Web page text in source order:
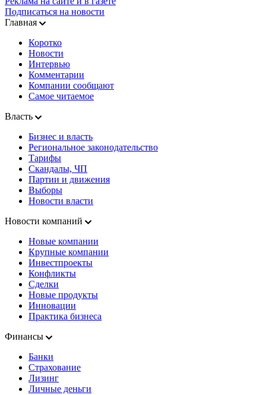
Подписаться на новости
Главная
Коротко
Новости
Интервью
Комментарии
Компании сообщают
Самое читаемое
Власть
Бизнес и власть
Региональное законодательство
Тарифы
Скандалы, ЧП
Партии и движения
Выборы
Новости власти
Новости компаний
Новые компании
Крупные компании
Инвестпроекты
Конфликты
Сделки
Новые продукты
Инновации
Практика бизнеса
Финансы
Банки
Страхование
Лизинг
Личные деньги